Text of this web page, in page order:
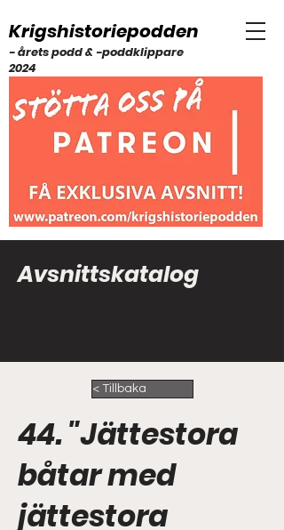
Krigshistoriepodden
- årets podd & -poddklippare
2024
Avsnittskatalog
< Tillbaka
44. "Jättestora
båtar med
jättestora